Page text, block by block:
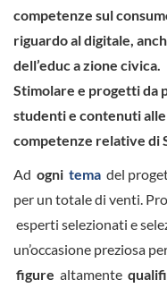
competenze sul
riguardo al digitale,
dell’educazione civica.
Stimolare e progetti da
studenti e contenuti
competenze relative di
Ad ogni tema del
per un totale di venti.
esperti selezionati e
un’occasione preziosa
figure altamente